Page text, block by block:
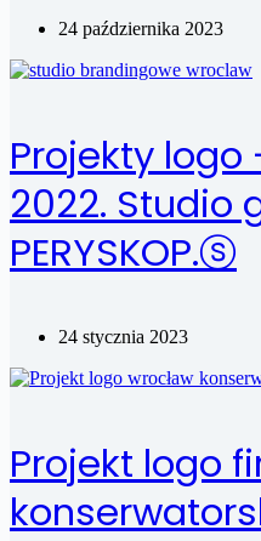
24 października 2023
Projekty logo
2022. Studio
PERYSKOP.ⓢ
24 stycznia 2023
Projekt logo